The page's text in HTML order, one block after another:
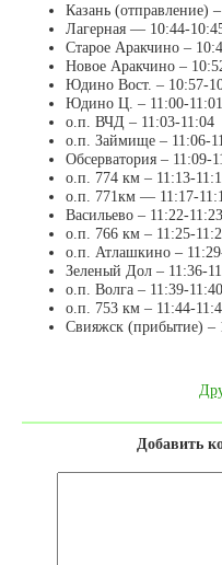
Казань (отправление)
Лагерная — 10:44-
Старое Аракчино –
Новое Аракчино –
Юдино Вост. – 10:57-
Юдино Ц. – 11:00-11:01
о.п. ВЧД – 11:03-11:04
о.п. Займище – 11:06-
Обсерватория – 11:09-
о.п. 774 км – 11:13-
о.п. 771км — 11:17-
Васильево – 11:22-11:23
о.п. 766 км – 11:25-
о.п. Атлашкино –
Зеленый Дол – 11:36-
о.п. Волга – 11:39-11:40
о.п. 753 км – 11:44-
Свияжск (прибытие) –
Добавить